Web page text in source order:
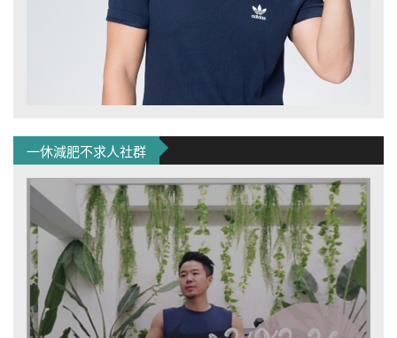
一休減肥不求人社群